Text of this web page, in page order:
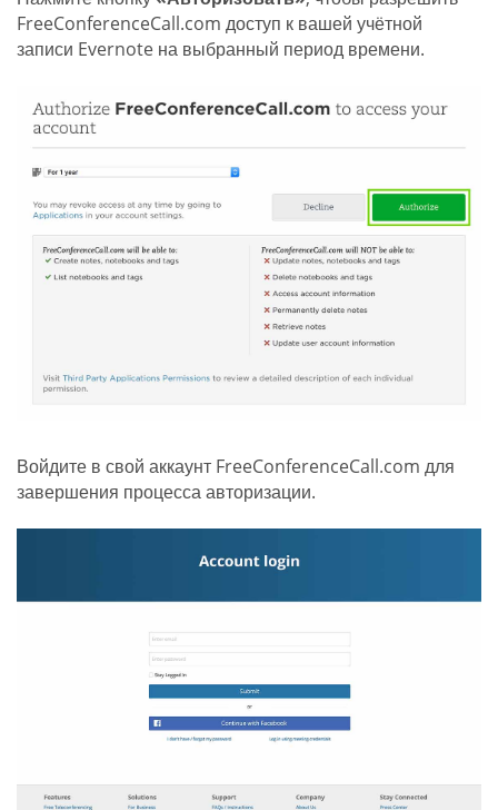
FreeConferenceCall.com доступ к вашей учётной
записи Evernote на выбранный период времени.
Войдите в свой аккаунт FreeConferenceCall.com для
завершения процесса авторизации.